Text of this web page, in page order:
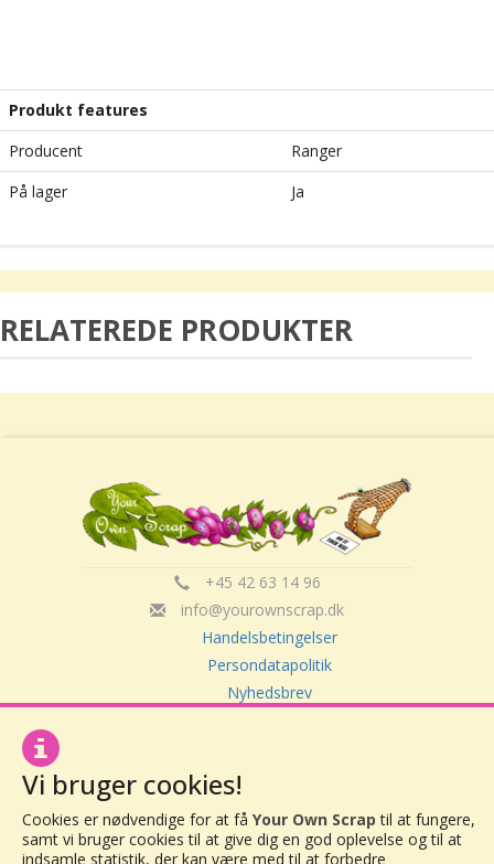
Produkt features
Producent
Ranger
På lager
Ja
RELATEREDE PRODUKTER
+45 42 63 14 96
info@yourownscrap.dk
Handelsbetingelser
Persondatapolitik
Nyhedsbrev
CVR: 30416082
Vor Frue Hovedgade 20
Vi bruger cookies!
Cookies er nødvendige for at få Your Own Scrap til at fungere,
samt vi bruger cookies til at give dig en god oplevelse og til at
indsamle statistik, der kan være med til at forbedre